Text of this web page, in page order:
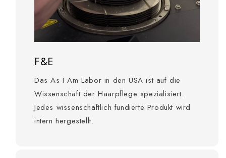
F&E
Das As I Am Labor in den USA ist auf die
Wissenschaft der Haarpflege spezialisiert.
Jedes wissenschaftlich fundierte Produkt wird
intern hergestellt.